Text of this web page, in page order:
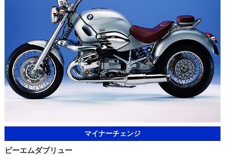
マイナーチェンジ
ビーエムダブリュー